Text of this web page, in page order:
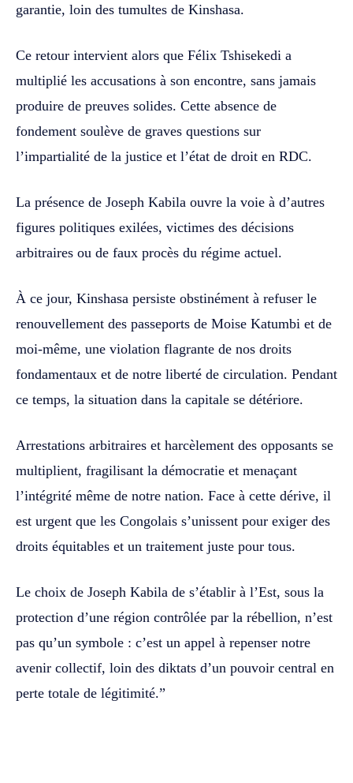
garantie, loin des tumultes de Kinshasa.
Ce retour intervient alors que Félix Tshisekedi a
multiplié les accusations à son encontre, sans jamais
produire de preuves solides. Cette absence de
fondement soulève de graves questions sur
l’impartialité de la justice et l’état de droit en RDC.
La présence de Joseph Kabila ouvre la voie à d’autres
figures politiques exilées, victimes des décisions
arbitraires ou de faux procès du régime actuel.
À ce jour, Kinshasa persiste obstinément à refuser le
renouvellement des passeports de Moise Katumbi et de
moi-même, une violation flagrante de nos droits
fondamentaux et de notre liberté de circulation. Pendant
ce temps, la situation dans la capitale se détériore.
Arrestations arbitraires et harcèlement des opposants se
multiplient, fragilisant la démocratie et menaçant
l’intégrité même de notre nation. Face à cette dérive, il
est urgent que les Congolais s’unissent pour exiger des
droits équitables et un traitement juste pour tous.
Le choix de Joseph Kabila de s’établir à l’Est, sous la
protection d’une région contrôlée par la rébellion, n’est
pas qu’un symbole : c’est un appel à repenser notre
avenir collectif, loin des diktats d’un pouvoir central en
perte totale de légitimité.”